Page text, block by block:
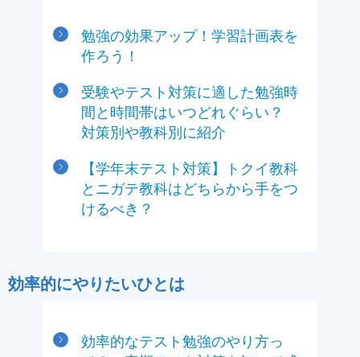
勉強の効果アップ！学習計画表を
作ろう！
受験やテスト対策に適した勉強時
間と時間帯はいつどれぐらい？
対策別や教科別に紹介
【学年末テスト対策】トクイ教科
とニガテ教科はどちらから手をつ
けるべき？
効率的にやりたいひとは
効率的なテスト勉強のやり方っ